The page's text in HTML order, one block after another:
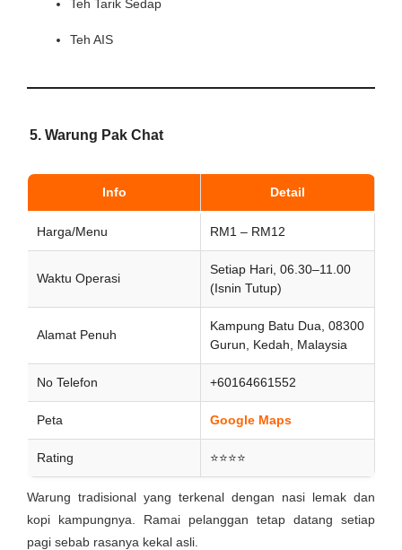
Teh Tarik Sedap
Teh AIS
5. Warung Pak Chat
Info Detail
Harga/Menu RM1 – RM12
Waktu Operasi
Setiap Hari, 06.30–11.00
(Isnin Tutup)
Alamat Penuh
Kampung Batu Dua, 08300
Gurun, Kedah, Malaysia
No Telefon +60164661552
Peta Google Maps
Rating ⭐⭐⭐⭐
Warung tradisional yang terkenal dengan nasi lemak dan
kopi kampungnya. Ramai pelanggan tetap datang setiap
pagi sebab rasanya kekal asli.